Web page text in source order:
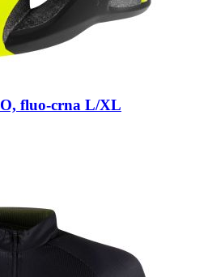
fluo-crna L/XL